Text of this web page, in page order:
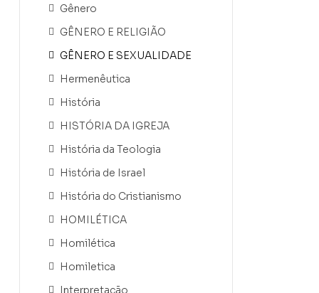
Gênero
GÊNERO E RELIGIÃO
GÊNERO E SEXUALIDADE
Hermenêutica
História
HISTÓRIA DA IGREJA
História da Teologia
História de Israel
História do Cristianismo
HOMILÉTICA
Homilética
Homiletica
Interpretação